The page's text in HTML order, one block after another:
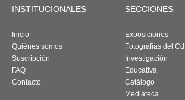
INSTITUCIONALES SECCIONES
Inicio
Quiénes somos
Suscripción
FAQ
Contacto
Exposiciones
Fotografías del
Investigación
Educativa
Catálogo
Mediateca